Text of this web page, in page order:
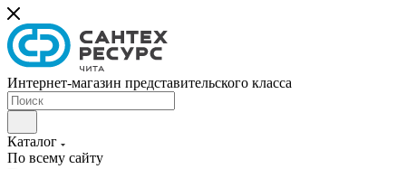
Интернет-магазин представительского класса
Каталог
По всему сайту